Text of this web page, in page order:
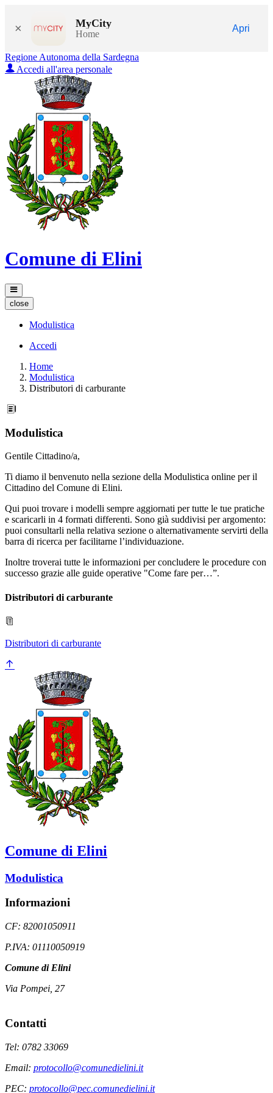
× MyCity
Home
Apri
Regione Autonoma della Sardegna
Accedi all'area personale
Comune di Elini
close
Modulistica
Accedi
Home
Modulistica
Distributori di carburante
Modulistica
Gentile Cittadino/a,
Ti diamo il benvenuto nella sezione della Modulistica online per il
Cittadino del Comune di Elini.
Qui puoi trovare i modelli sempre aggiornati per tutte le tue pratiche
e scaricarli in 4 formati differenti. Sono già suddivisi per argomento:
puoi consultarli nella relativa sezione o alternativamente servirti della
barra di ricerca per facilitarne l’individuazione.
Inoltre troverai tutte le informazioni per concludere le procedure con
successo grazie alle guide operative "Come fare per…”.
Distributori di carburante
Distributori di carburante
Comune di Elini
Modulistica
Informazioni
CF: 82001050911
P.IVA: 01110050919
Comune di Elini
Via Pompei, 27
Contatti
Tel: 0782 33069
Email: protocollo@comunedielini.it
PEC: protocollo@pec.comunedielini.it